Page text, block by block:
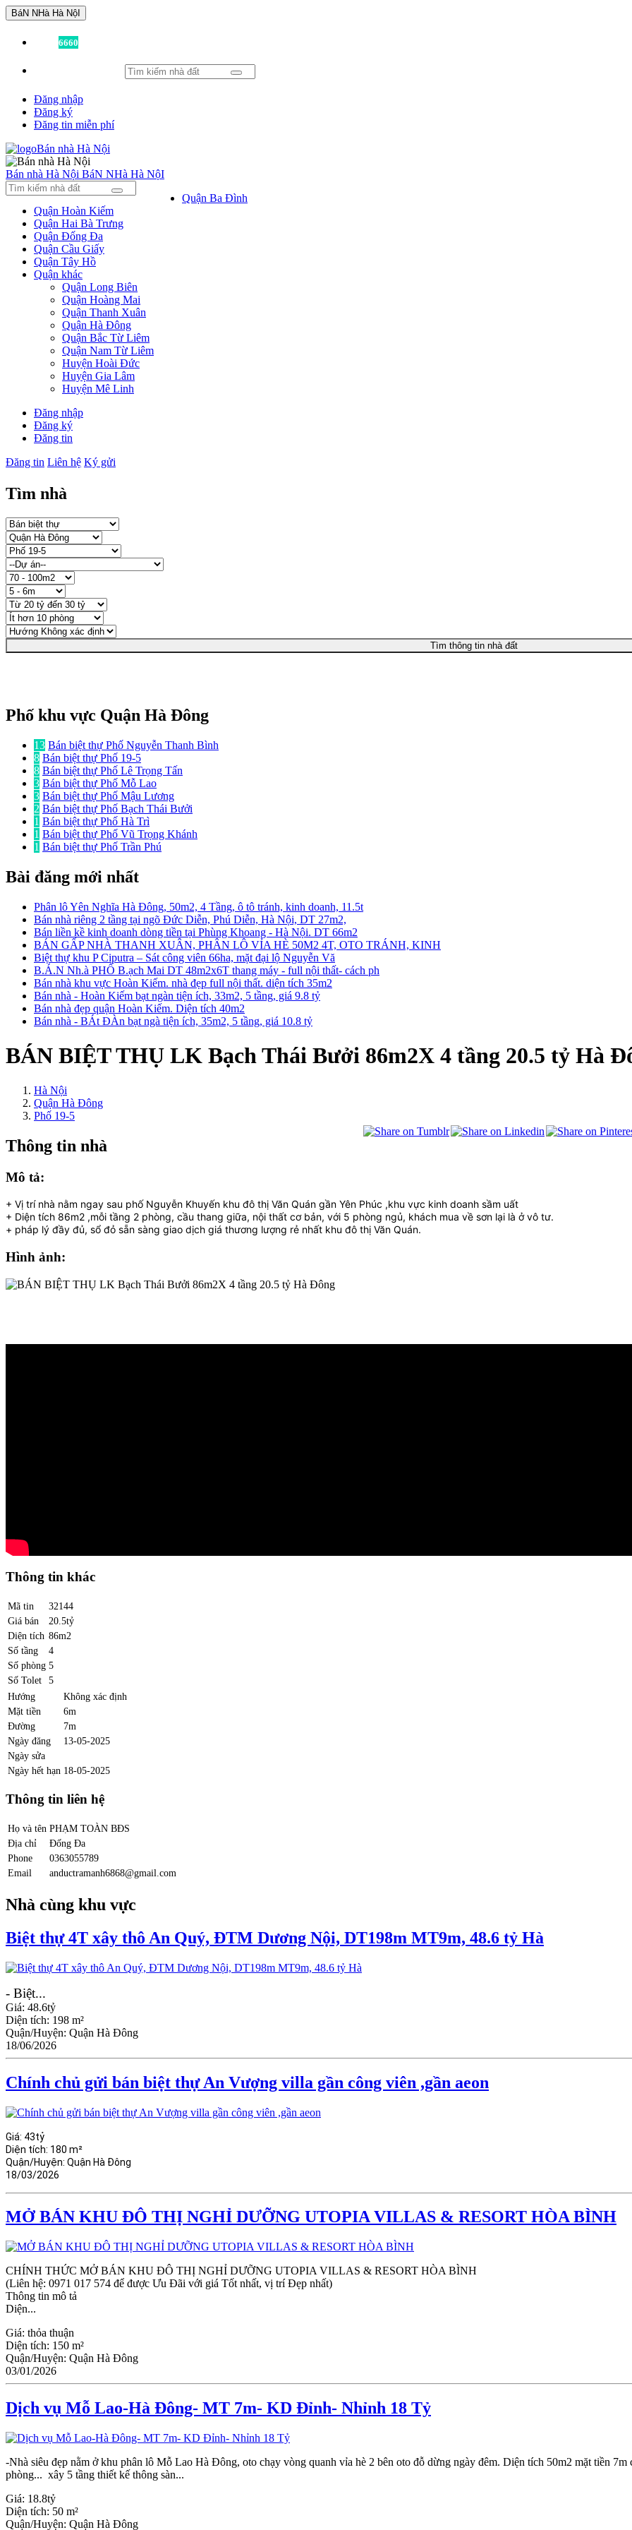
BáN NHà Hà NộI
6660
Đăng nhập
Đăng ký
Đăng tin miễn phí
Bán nhà Hà Nội BáN NHà Hà NộI
Quận Ba Đình
Quận Hoàn Kiếm
Quận Hai Bà Trưng
Quận Đống Đa
Quận Cầu Giấy
Quận Tây Hồ
Quận khác
Quận Long Biên
Quận Hoàng Mai
Quận Thanh Xuân
Quận Hà Đông
Quận Bắc Từ Liêm
Quận Nam Từ Liêm
Huyện Hoài Đức
Huyện Gia Lâm
Huyện Mê Linh
Đăng nhập
Đăng ký
Đăng tin
Đăng tin Liên hệ Ký gửi
Tìm nhà
Tìm thông tin nhà đất
Phố khu vực Quận Hà Đông
13 Bán biệt thự Phố Nguyễn Thanh Bình
8 Bán biệt thự Phố 19-5
8 Bán biệt thự Phố Lê Trọng Tấn
3 Bán biệt thự Phố Mỗ Lao
3 Bán biệt thự Phố Mậu Lương
2 Bán biệt thự Phố Bạch Thái Bưởi
1 Bán biệt thự Phố Hà Trì
1 Bán biệt thự Phố Vũ Trọng Khánh
1 Bán biệt thự Phố Trần Phú
Bài đăng mới nhất
Phân lô Yên Nghĩa Hà Đông, 50m2, 4 Tầng, ô tô tránh, kinh doanh, 11.5t
Bán nhà riêng 2 tầng tại ngõ Đức Diễn, Phú Diễn, Hà Nội, DT 27m2,
Bán liền kề kinh doanh dòng tiền tại Phùng Khoang - Hà Nội. DT 66m2
BÁN GẤP NHÀ THANH XUÂN, PHÂN LÔ VỈA HÈ 50M2 4T, OTO TRÁNH, KINH
Biệt thự khu P Ciputra – Sát công viên 66ha, mặt đại lộ Nguyễn Vă
B.Á.N Nh.à PHỐ B.ạch Mai DT 48m2x6T thang máy - full nội thất- cách ph
Bán nhà khu vực Hoàn Kiếm. nhà đẹp full nội thất. diện tích 35m2
Bán nhà - Hoàn Kiếm bạt ngàn tiện ích, 33m2, 5 tầng, giá 9.8 tỷ
Bán nhà đẹp quận Hoàn Kiếm. Diện tích 40m2
Bán nhà - BÁt ĐÀn bạt ngà tiện ích, 35m2, 5 tầng, giá 10.8 tỷ
BÁN BIỆT THỤ LK Bạch Thái Bưởi 86m2X 4 tầng 20.5 tỷ Hà
Hà Nội
Quận Hà Đông
Phố 19-5
Thông tin nhà
Mô tả:
+ Vị trí nhà nằm ngay sau phố Nguyễn Khuyến khu đô thị Văn Quán gần Yên Phúc ,khu vực kinh doanh sầm uất
+ Diện tích 86m2 ,mỗi tầng 2 phòng, cầu thang giữa, nội thất cơ bản, với 5 phòng ngủ, khách mua về sơn lại là ở vô tư.
+ pháp lý đầy đủ, sổ đỏ sẵn sàng giao dịch giá thương lượng rẻ nhất khu đô thị Văn Quán.
Hình ảnh:
Thông tin khác
Mã tin
32144
Giá bán
20.5tỷ
Diện tích 86m2
Số tầng
4
Số phòng 5
Số Tolet
5
Hướng
Không xác định
Mặt tiền
6m
Đường
7m
Ngày đăng
13-05-2025
Ngày sửa
Ngày hết hạn 18-05-2025
Thông tin liên hệ
Họ và tên PHẠM TOÀN BĐS
Địa chỉ
Đống Đa
Phone
0363055789
Email
anductramanh6868@gmail.com
Nhà cùng khu vực
Biệt thự 4T xây thô An Quý, ĐTM Dương Nội, DT198m MT9m, 48.6 tỷ Hà
- Biệt...
Giá: 48.6tỷ
Diện tích: 198 m²
Quận/Huyện: Quận Hà Đông
18/06/2026
Chính chủ gửi bán biệt thự An Vượng villa gần công viên ,gần aeon
Giá: 43tỷ
Diện tích: 180 m²
Quận/Huyện: Quận Hà Đông
18/03/2026
MỞ BÁN KHU ĐÔ THỊ NGHỈ DƯỠNG UTOPIA VILLAS & RESORT HÒA BÌNH
CHÍNH THỨC MỞ BÁN KHU ĐÔ THỊ NGHỈ DƯỠNG UTOPIA VILLAS & RESORT HÒA BÌNH
(Liên hệ: 0971 017 574 để được Ưu Đãi với giá Tốt nhất, vị trí Đẹp nhất)
Thông tin mô tả
Diện...
Giá: thỏa thuận
Diện tích: 150 m²
Quận/Huyện: Quận Hà Đông
03/01/2026
Dịch vụ Mỗ Lao-Hà Đông- MT 7m- KD Đỉnh- Nhỉnh 18 Tỷ
-Nhà siêu đẹp nằm ở khu phân lô Mỗ Lao Hà Đông, oto chạy vòng quanh vỉa hè 2 bên oto đỗ dừng ngày đêm. Diện tích 50m2 mặt tiền
phòng... xây 5 tầng thiết kế thông sàn...
Giá: 18.8tỷ
Diện tích: 50 m²
Quận/Huyện: Quận Hà Đông